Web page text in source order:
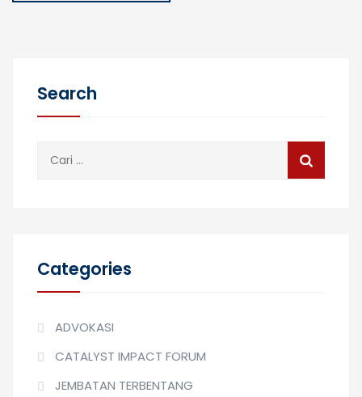
Search
Categories
ADVOKASI
CATALYST IMPACT FORUM
JEMBATAN TERBENTANG